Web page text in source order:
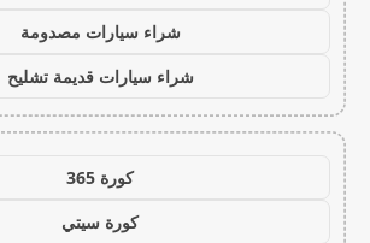
شراء سيارات مصدومة
شراء سيارات قديمة تشليح
كورة 365
كورة سيتي